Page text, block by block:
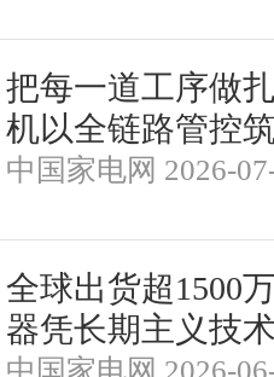
把每一道工序做
机以全链路管控
中国家电网 2026-
全球出货超1500
器凭长期主义技